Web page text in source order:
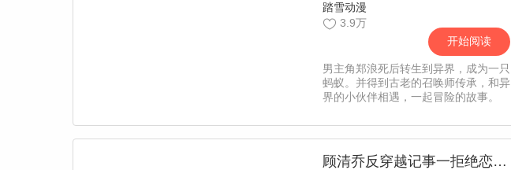
踏雪动漫
3.9万
开始阅读
男主角郑浪死后转生到异界，成为一只
蚂蚁。并得到古老的召唤师传承，和异
界的小伙伴相遇，一起冒险的故事。
顾清乔反穿越记事一拒绝恋爱